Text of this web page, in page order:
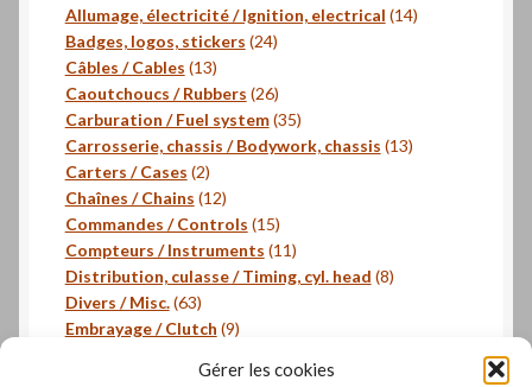
Gérer les cookies
produits
Allumage, électricité / Ignition, electrical 1414
Badges, logos, stickers 2424
Câbles / Cables 1313
produits
Caoutchoucs / Rubbers 2626
produits
Carburation / Fuel system 3535
produits
Carrosserie, chassis / Bodywork, chassis 1313
Carters / Cases 22
produits
Chaînes / Chains 1212
produits
Commandes / Controls 1515
produits
Compteurs / Instruments 1111
produits
Distribution, culasse / Timing, cyl. head 88
Divers / Misc. 6363
produits
Embrayage / Clutch 99
produits
1818